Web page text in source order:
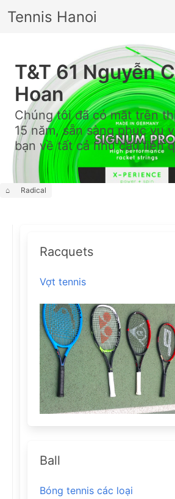
Tennis Hanoi
T&T 61 Nguyễn
Hoan
Chúng tôi đã có mặt trên
15 năm, sẵn sàng phục vụ
bạn về tất cả nhu cầu liên
⌂ Radical
Racquets
Vợt tennis
Ball
Bóng tennis các loại